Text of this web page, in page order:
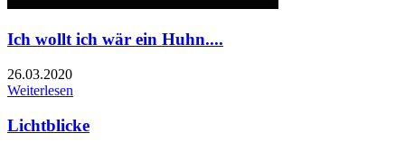
Ich wollt ich wär ein Huhn....
26.03.2020
Weiterlesen
Lichtblicke